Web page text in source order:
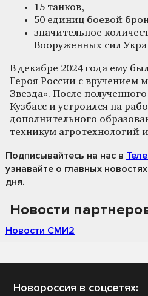
15 танков,
50 единиц боевой
значительное
Вооруженных сил
В декабре 2024 года ему
Героя России с вручением
Звезда». После
Кузбасс и устроился на
дополнительного
техникум агротехнологий
Подписывайтесь на нас в
узнавайте о главных
дня.
Новости
Новости СМИ2
Новороссия в соцсетях: